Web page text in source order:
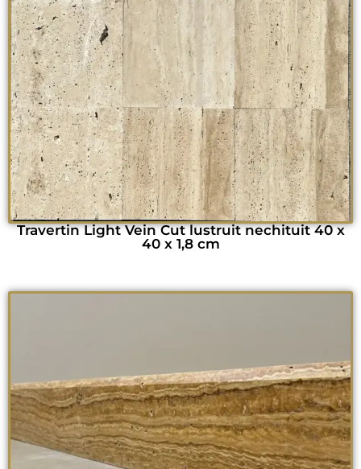
Travertin Light Vein Cut lustruit nechituit 40 x
40 x 1,8 cm